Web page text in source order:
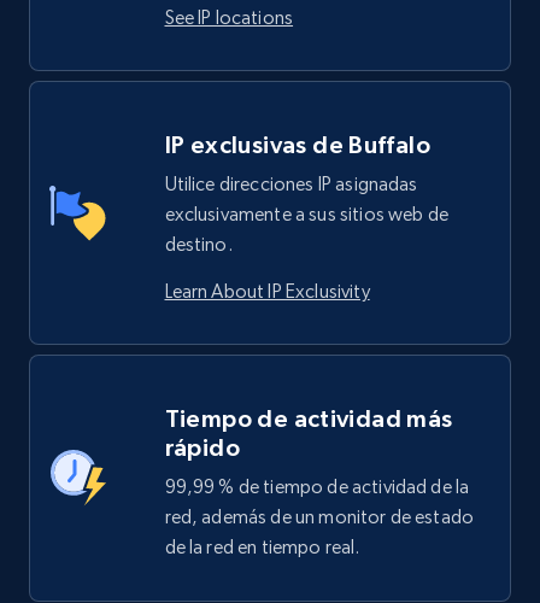
See IP locations
IP exclusivas de Buffalo
Utilice direcciones IP asignadas
exclusivamente a sus sitios web de
destino.
Learn About IP Exclusivity
Tiempo de actividad más
rápido
99,99 % de tiempo de actividad de la
red, además de un monitor de estado
de la red en tiempo real.